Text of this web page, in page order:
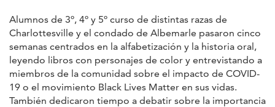
Alumnos de 3º, 4º y 5º curso de distintas razas de
Charlottesville y el condado de Albemarle pasaron cinco
semanas centrados en la alfabetización y la historia oral,
leyendo libros con personajes de color y entrevistando a
miembros de la comunidad sobre el impacto de COVID-
19 o el movimiento Black Lives Matter en sus vidas.
También dedicaron tiempo a debatir sobre la importancia